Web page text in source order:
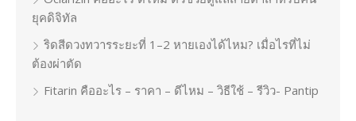
ยุคดิจิทัล
ริดสีดวงทวารระยะที่ 1–2 หายเองได้ไหม? เมื่อไรที่ไม่
ต้องผ่าตัด
Fitarin คืออะไร – ราคา – ดีไหม – วิธีใช้ – รีวิว- Pantip